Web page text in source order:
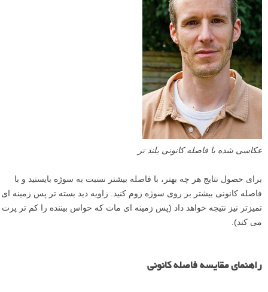
عکاسی شده با فاصله کانونی بلند تر
برای حصول نتایج هر چه بهتر، با فاصله بیشتر نسبت به سوژه بایستید و با
فاصله کانونی بیشتر بر روی سوژه زوم کنید. زاویه دید بسته تر پس زمینه ای
تمیزتر نیز نتیجه خواهد داد (پس زمینه ای مات که حواس بیننده را کم تر پرت
می کند).
راهنمای مقایسه فاصله کانونی